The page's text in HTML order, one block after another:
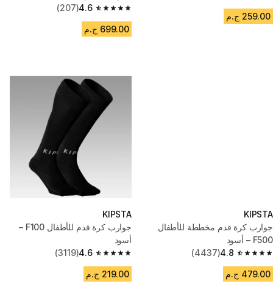
259.00 ج.م
4.6
4.6 out of 5 stars from 207 reviews
(207)
699.00 ج.م
KIPSTA
جوارب كرة قدم مخططة للأطفال
F500 – أسود
4.8
4.8 out of 5 stars from 4437 reviews
(4437)
479.00 ج.م
KIPSTA
جوارب كرة قدم للأطفال F100 –
أسود
4.6
4.6 out of 5 stars from 3119 reviews
(3119)
219.00 ج.م